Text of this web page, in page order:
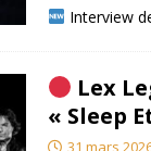
Interview
Lex
« Sleep
31 mars